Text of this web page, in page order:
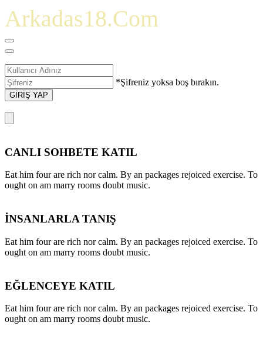
Arkadas18.Com
*Şifreniz yoksa boş bırakın.
GİRİŞ YAP
CANLI SOHBETE KATIL
Eat him four are rich nor calm. By an packages rejoiced exercise. To
ought on am marry rooms doubt music.
İNSANLARLA TANIŞ
Eat him four are rich nor calm. By an packages rejoiced exercise. To
ought on am marry rooms doubt music.
EĞLENCEYE KATIL
Eat him four are rich nor calm. By an packages rejoiced exercise. To
ought on am marry rooms doubt music.